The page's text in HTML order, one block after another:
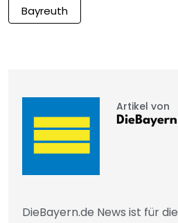
Bayreuth
Artikel von
DieBayern.de News ist für